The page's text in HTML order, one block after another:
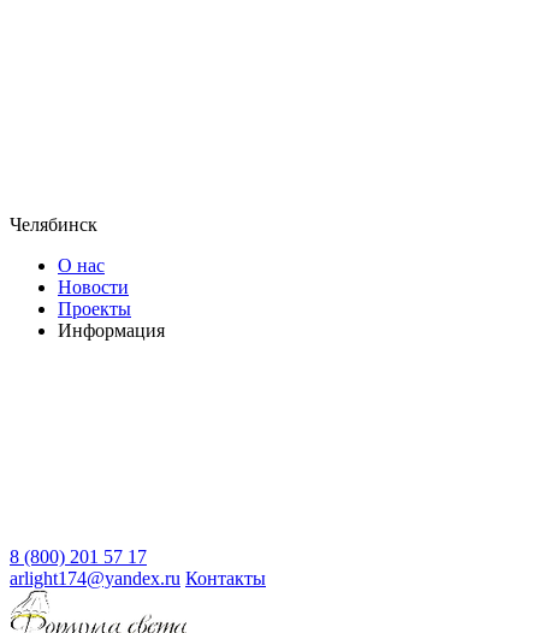
Челябинск
О нас
Новости
Проекты
Информация
8 (800) 201 57 17
arlight174@yandex.ru Контакты